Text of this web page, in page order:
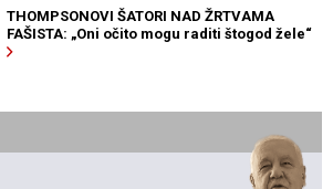
THOMPSONOVI ŠATORI NAD ŽRTVAMA
FAŠISTA: „Oni očito mogu raditi štogod žele“